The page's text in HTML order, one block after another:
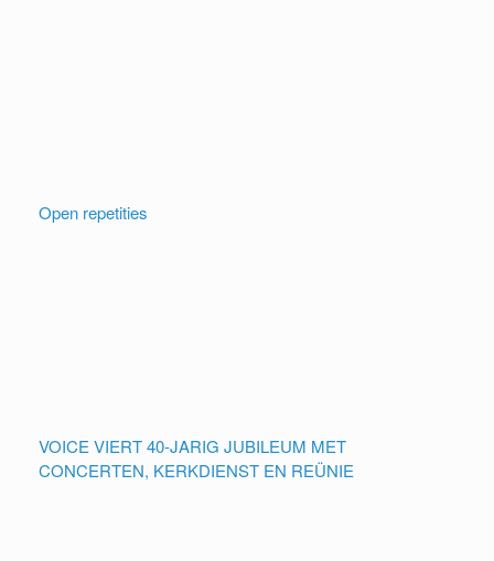
Open repetities
VOICE VIERT 40-JARIG JUBILEUM MET
CONCERTEN, KERKDIENST EN REÜNIE